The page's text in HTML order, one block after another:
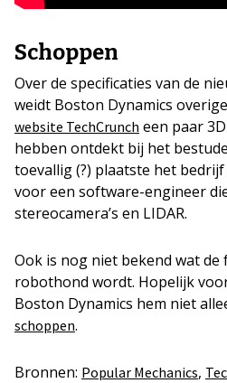
Schoppen
Over de specificaties van de
weidt Boston Dynamics
website TechCrunch een paar
hebben ontdekt bij het
toevallig (?) plaatste het
voor een software-engineer
stereocamera’s en LIDAR.
Ook is nog niet bekend wat de
robothond wordt. Hopelijk
Boston Dynamics hem niet
schoppen.
Bronnen: Popular Mechanics,